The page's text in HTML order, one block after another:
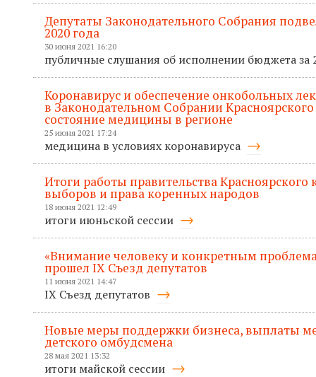
Депутаты Законодательного Собрания
2020 года
30 июня 2021 16:20
публичные слушания об исполнении бюджета за
Коронавирус и обеспечение онкобольных
в Законодательном Собрании
состояние медицины в регионе
25 июня 2021 17:24
медицина в условиях коронавируса
Итоги работы правительства Красноярского
выборов и права коренных народов
18 июня 2021 12:49
итоги июньской сессии
«Внимание человеку и конкретным
прошел IX Съезд депутатов
11 июня 2021 14:47
IX Съезд депутатов
Новые меры поддержки бизнеса, выплаты
детского омбудсмена
28 мая 2021 13:32
итоги майской сессии